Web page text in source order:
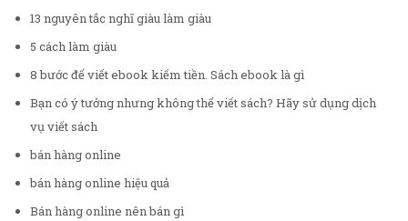
13 nguyên tắc nghĩ giàu làm giàu
5 cách làm giàu
8 bước để viết ebook kiếm tiền. Sách ebook là gì
Bạn có ý tưởng nhưng không thể viết sách? Hãy sử dụng dịch
vụ viết sách
bán hàng online
bán hàng online hiệu quả
Bán hàng online nên bán gì